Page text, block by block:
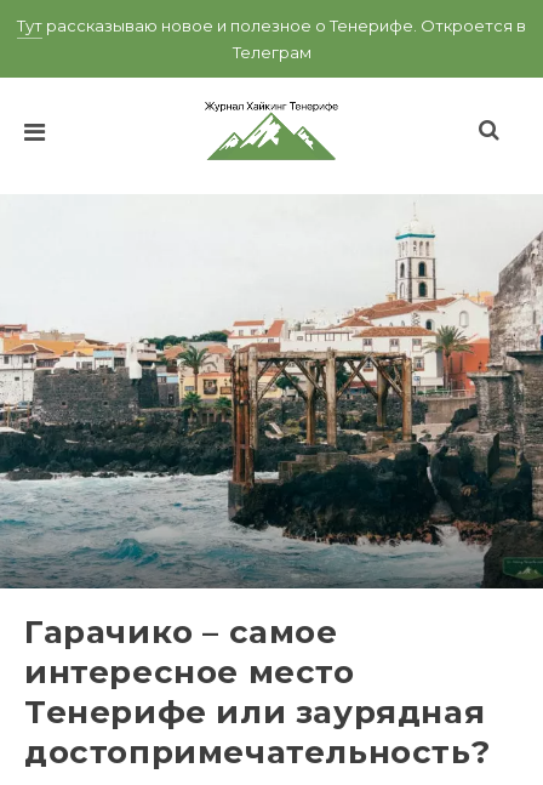
Тут рассказываю новое и полезное о Тенерифе. Откроется в
Телеграм
Гарачико – самое
интересное место
Тенерифе или заурядная
достопримечательность?